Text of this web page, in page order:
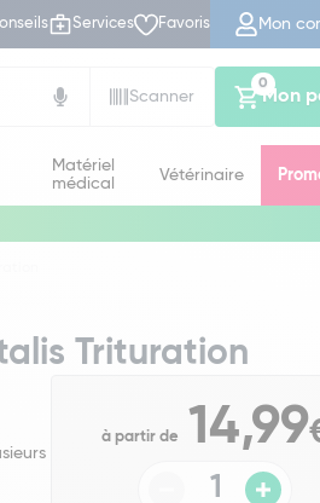
Services Favoris Mon
Scanner
Mon
0
Matériel
médical
Vétérinaire
Trituration
à partir de 14,99